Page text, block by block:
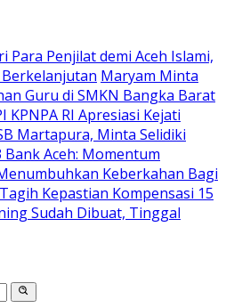
Para Penjilat demi Aceh Islami,
Maryam Minta
Guru di SMKN Bangka Barat
KPNPA RI Apresiasi Kejati
Martapura, Minta Selidiki
Bank Aceh: Momentum
Keberkahan Bagi
Kepastian Kompensasi 15
Sudah Dibuat, Tinggal